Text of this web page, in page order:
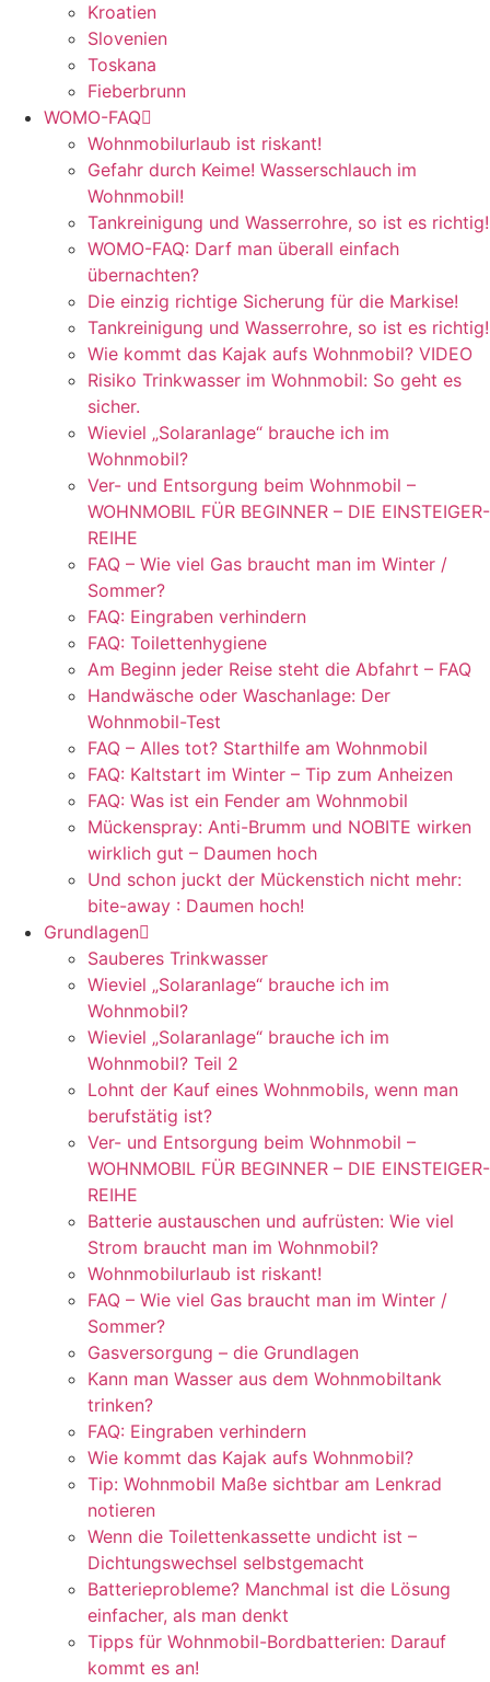
Kroatien
Slovenien
Toskana
Fieberbrunn
WOMO-FAQ
Wohnmobilurlaub ist riskant!
Gefahr durch Keime! Wasserschlauch im
Wohnmobil!
Tankreinigung und Wasserrohre, so ist es richtig!
WOMO-FAQ: Darf man überall einfach
übernachten?
Die einzig richtige Sicherung für die Markise!
Tankreinigung und Wasserrohre, so ist es richtig!
Wie kommt das Kajak aufs Wohnmobil? VIDEO
Risiko Trinkwasser im Wohnmobil: So geht es
sicher.
Wieviel „Solaranlage“ brauche ich im
Wohnmobil?
Ver- und Entsorgung beim Wohnmobil –
WOHNMOBIL FÜR BEGINNER – DIE EINSTEIGER-
REIHE
FAQ – Wie viel Gas braucht man im Winter /
Sommer?
FAQ: Eingraben verhindern
FAQ: Toilettenhygiene
Am Beginn jeder Reise steht die Abfahrt – FAQ
Handwäsche oder Waschanlage: Der
Wohnmobil-Test
FAQ – Alles tot? Starthilfe am Wohnmobil
FAQ: Kaltstart im Winter – Tip zum Anheizen
FAQ: Was ist ein Fender am Wohnmobil
Mückenspray: Anti-Brumm und NOBITE wirken
wirklich gut – Daumen hoch
Und schon juckt der Mückenstich nicht mehr:
bite-away : Daumen hoch!
Grundlagen
Sauberes Trinkwasser
Wieviel „Solaranlage“ brauche ich im
Wohnmobil?
Wieviel „Solaranlage“ brauche ich im
Wohnmobil? Teil 2
Lohnt der Kauf eines Wohnmobils, wenn man
berufstätig ist?
Ver- und Entsorgung beim Wohnmobil –
WOHNMOBIL FÜR BEGINNER – DIE EINSTEIGER-
REIHE
Batterie austauschen und aufrüsten: Wie viel
Strom braucht man im Wohnmobil?
Wohnmobilurlaub ist riskant!
FAQ – Wie viel Gas braucht man im Winter /
Sommer?
Gasversorgung – die Grundlagen
Kann man Wasser aus dem Wohnmobiltank
trinken?
FAQ: Eingraben verhindern
Wie kommt das Kajak aufs Wohnmobil?
Tip: Wohnmobil Maße sichtbar am Lenkrad
notieren
Wenn die Toilettenkassette undicht ist –
Dichtungswechsel selbstgemacht
Batterieprobleme? Manchmal ist die Lösung
einfacher, als man denkt
Tipps für Wohnmobil-Bordbatterien: Darauf
kommt es an!